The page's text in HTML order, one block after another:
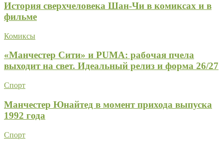
История сверхчеловека Шан-Чи в комиксах и в
фильме
Комиксы
«Манчестер Сити» и PUMA: рабочая пчела
выходит на свет. Идеальный релиз и форма 26/27
Спорт
Манчестер Юнайтед в момент прихода выпуска
1992 года
Спорт